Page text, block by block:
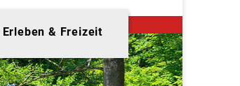
Erleben & Freizeit